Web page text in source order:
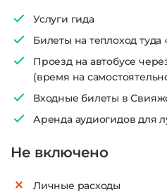
Услуги гида
Билеты на теплоход туда
Проезд на автобусе
(время на
Входные билеты в
Аренда аудиогидов для
Не включено
Личные расходы